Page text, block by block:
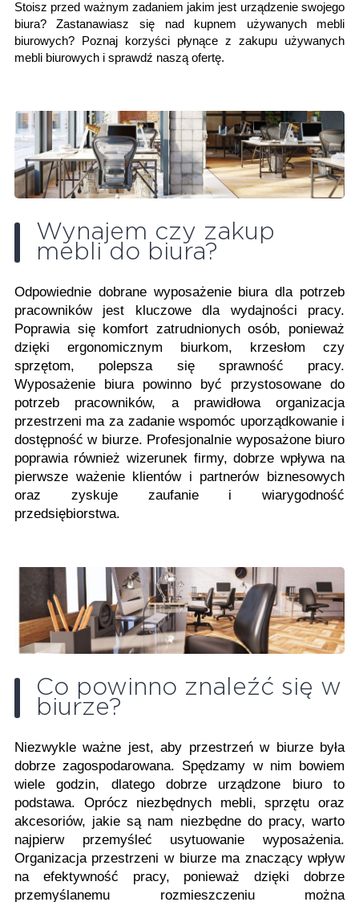
Stoisz przed ważnym zadaniem jakim jest urządzenie swojego
biura? Zastanawiasz się nad kupnem używanych mebli
biurowych? Poznaj korzyści płynące z zakupu używanych
mebli biurowych i sprawdź naszą ofertę.
Wynajem czy zakup
mebli do biura?
Odpowiednie dobrane wyposażenie biura dla potrzeb
pracowników jest kluczowe dla wydajności pracy.
Poprawia się komfort zatrudnionych osób, ponieważ
dzięki ergonomicznym biurkom, krzesłom czy
sprzętom, polepsza się sprawność pracy.
Wyposażenie biura powinno być przystosowane do
potrzeb pracowników, a prawidłowa organizacja
przestrzeni ma za zadanie wspomóc uporządkowanie i
dostępność w biurze. Profesjonalnie wyposażone biuro
poprawia również wizerunek firmy, dobrze wpływa na
pierwsze ważenie klientów i partnerów biznesowych
oraz zyskuje zaufanie i wiarygodność
przedsiębiorstwa.
Co powinno znaleźć się w
biurze?
Niezwykle ważne jest, aby przestrzeń w biurze była
dobrze zagospodarowana. Spędzamy w nim bowiem
wiele godzin, dlatego dobrze urządzone biuro to
podstawa. Oprócz niezbędnych mebli, sprzętu oraz
akcesoriów, jakie są nam niezbędne do pracy, warto
najpierw przemyśleć usytuowanie wyposażenia.
Organizacja przestrzeni w biurze ma znaczący wpływ
na efektywność pracy, ponieważ dzięki dobrze
przemyślanemu rozmieszczeniu można